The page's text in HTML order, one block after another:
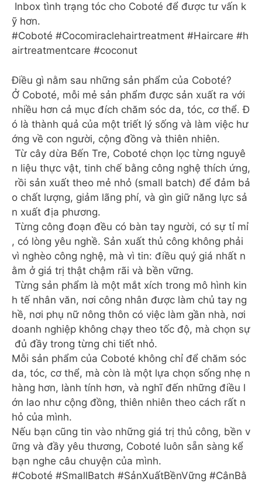
Inbox tình trạng tóc cho Coboté để được tư vấn k
ỹ hơn.
#Coboté #Cocomiraclehairtreatment #Haircare #h
airtreatmentcare #coconut
Điều gì nằm sau những sản phẩm của Coboté?
Ở Coboté, mỗi mẻ sản phẩm được sản xuất ra với
nhiều hơn cả mục đích chăm sóc da, tóc, cơ thể. Đ
ó là thành quả của một triết lý sống và làm việc hư
ớng về con người, cộng đồng và thiên nhiên.
Từ cây dừa Bến Tre, Coboté chọn lọc từng nguyê
n liệu thực vật, tinh chế bằng công nghệ thích ứng,
rồi sản xuất theo mẻ nhỏ (small batch) để đảm bả
o chất lượng, giảm lãng phí, và gìn giữ năng lực sả
n xuất địa phương.
Từng công đoạn đều có bàn tay người, có sự tỉ mỉ
, có lòng yêu nghề. Sản xuất thủ công không phải
vì nghèo công nghệ, mà vì tin: điều quý giá nhất n
ằm ở giá trị thật chậm rãi và bền vững.
‍️ Từng sản phẩm là một mắt xích trong mô hình kin
h tế nhân văn, nơi công nhân được làm chủ tay ng
hề, nơi phụ nữ nông thôn có việc làm gần nhà, nơi
doanh nghiệp không chạy theo tốc độ, mà chọn sự
đủ đầy trong từng chi tiết nhỏ.
Mỗi sản phẩm của Coboté không chỉ để chăm sóc
da, tóc, cơ thể, mà còn là một lựa chọn sống nhẹ n
hàng hơn, lành tính hơn, và nghĩ đến những điều l
ớn lao như cộng đồng, thiên nhiên theo cách rất n
hỏ của mình.
Nếu bạn cũng tin vào những giá trị thủ công, bền v
ững và đầy yêu thương, Coboté luôn sẵn sàng kể
bạn nghe câu chuyện của mình.
#Coboté #SmallBatch #SảnXuấtBềnVững #CânBằ